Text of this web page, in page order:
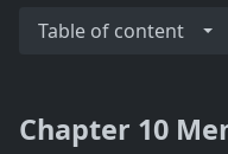
Table of content
Chapter 10